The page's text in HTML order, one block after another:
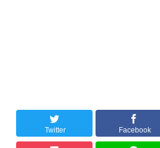
Twitter Facebook